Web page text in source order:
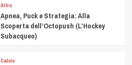
Altro
Apnea, Puck e Strategia: Alla
Scoperta dell’Octopush (L’Hockey
Subacqueo)
Calcio